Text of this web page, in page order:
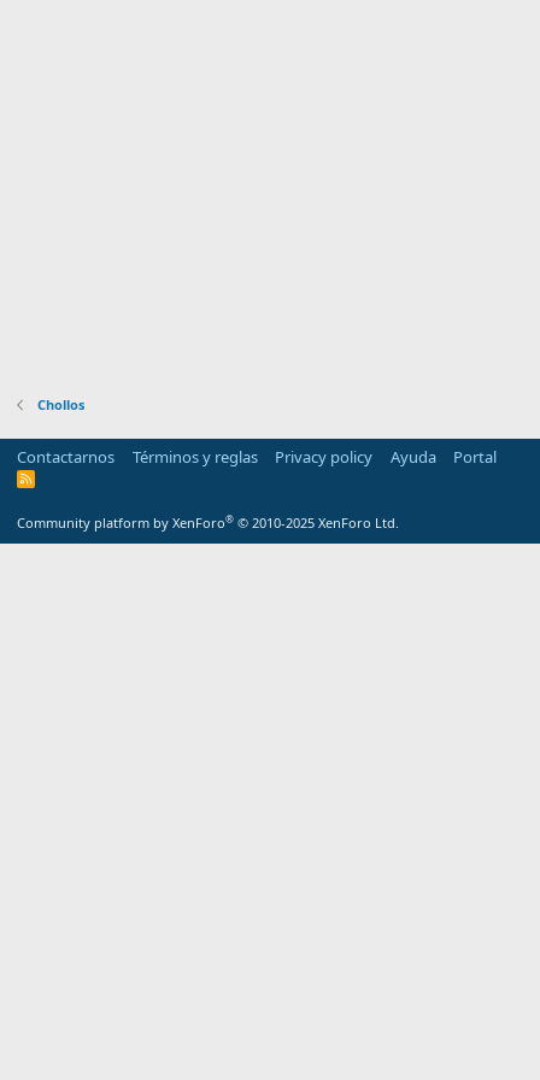
Chollos
Contactarnos Términos y reglas Privacy policy Ayuda Portal
R
Community platform by XenForo® © 2010-2025 XenForo Ltd.